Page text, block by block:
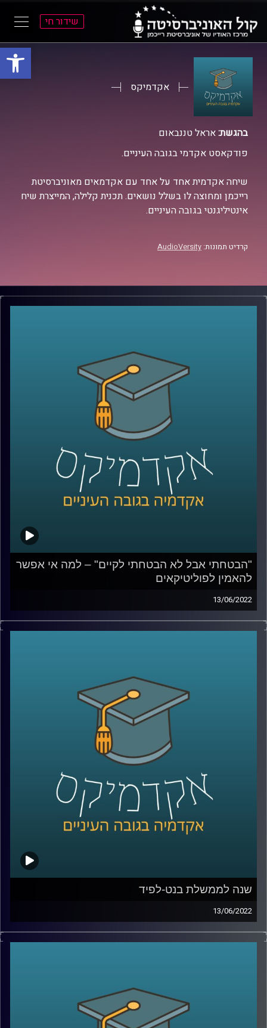
פתח
שידור חי
אקדמיקס
בהגשת:אראל טננבאום
פודקאסט אקדמי בגובה העיניים.
שיחה אקדמית אחד על אחד עם אקדמאים מאוניברסיטת
רייכמן ומחוצה לו בשלל נושאים. תכנית קלילה, המייצרת שיח
אינטיליגנטי בגובה העיניים.
קרדיט תמונות: AudioVersity
"הבטחתי אבל לא הבטחתי לקיים" – למה אי אפשר
להאמין לפוליטיקאים
13/06/2022
בישראל התרגלנו שהבטחות בחירות לא נועדו כדי להיות
מקויימות. בפרק הזה ד"ר מעוז רוזנטל, מרצה בכיר בבית הספר
לאומית על דברים שרואים מכאן ומה המחיר של שקרים
לשיחה על משילות – שנה לממשלת בנט לפיד –
קרדיט תמונות:AudioVersity
שנה לממשלת בנט-לפיד
13/06/2022
ממש היום לפני שנה הושבעה ממשלת ישראל ה-36 בראשות
נפתלי בנט עם יאיר לפיד כראש ממשלה חליפי. הממשלה
מרצה בכיר בבית הספר לאודר לממשל לדבר על משילות,
הפלונטר הפוליטי בוא אנחנו נמצאים ועל שיטת הממשל